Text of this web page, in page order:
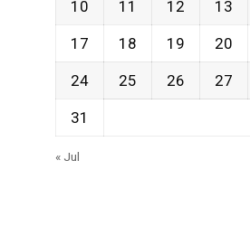
10 11 12 13
17 18 19 20
24 25 26 27
31
« Jul